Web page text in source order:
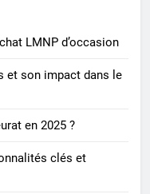
LMNP d’occasion
et son impact dans le
en 2025 ?
clés et